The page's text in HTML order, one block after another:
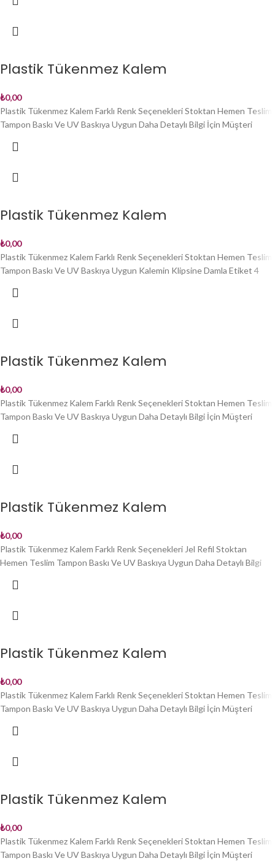
Plastik Tükenmez Kalem
₺0,00
Plastik Tükenmez Kalem Farklı Renk Seçenekleri Stoktan Hemen Teslim
Tampon Baskı Ve UV Baskıya Uygun Daha Detaylı Bilgi İçin Müşteri
Plastik Tükenmez Kalem
₺0,00
Plastik Tükenmez Kalem Farklı Renk Seçenekleri Stoktan Hemen Teslim
Tampon Baskı Ve UV Baskıya Uygun Kalemin Klipsine Damla Etiket 4
Plastik Tükenmez Kalem
₺0,00
Plastik Tükenmez Kalem Farklı Renk Seçenekleri Stoktan Hemen Teslim
Tampon Baskı Ve UV Baskıya Uygun Daha Detaylı Bilgi İçin Müşteri
Plastik Tükenmez Kalem
₺0,00
Plastik Tükenmez Kalem Farklı Renk Seçenekleri Jel Refil Stoktan
Hemen Teslim Tampon Baskı Ve UV Baskıya Uygun Daha Detaylı Bilgi
Plastik Tükenmez Kalem
₺0,00
Plastik Tükenmez Kalem Farklı Renk Seçenekleri Stoktan Hemen Teslim
Tampon Baskı Ve UV Baskıya Uygun Daha Detaylı Bilgi İçin Müşteri
Plastik Tükenmez Kalem
₺0,00
Plastik Tükenmez Kalem Farklı Renk Seçenekleri Stoktan Hemen Teslim
Tampon Baskı Ve UV Baskıya Uygun Daha Detaylı Bilgi İçin Müşteri